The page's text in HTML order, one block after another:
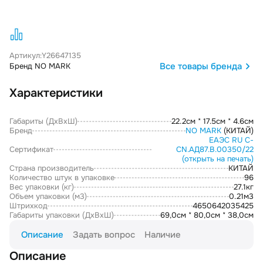
Артикул:Y26647135
Бренд NO MARK
Все товары бренда
Характеристики
Габариты (ДxВxШ)
22.2см * 17.5см * 4.6см
Бренд
NO MARK (КИТАЙ)
Сертификат
ЕАЭС RU С-
CN.АД87.В.00350/22
(открыть на печать)
Страна производитель
КИТАЙ
Количество штук в упаковке
96
Вес упаковки (кг)
27.1кг
Объем упаковки (м3)
0.21м3
Штрихкод
4650642035425
Габариты упаковки (ДxВxШ)
69,0см * 80,0см * 38,0см
Описание Задать вопрос Наличие
Описание